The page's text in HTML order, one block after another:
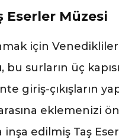
Eserler Müzesi
için
bu surların üç
giriş-çıkışların
eklemenizi
inşa edilmiş Taş